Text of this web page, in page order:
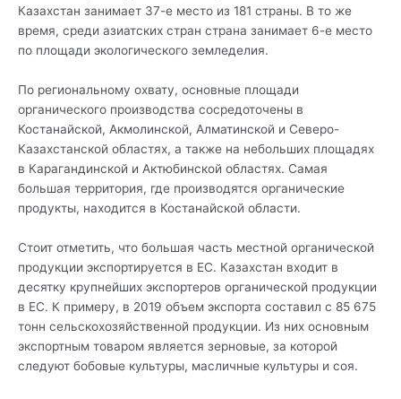
Казахстан занимает 37-е место из 181 страны. В то же
время, среди азиатских стран страна занимает 6-е место
по площади экологического земледелия.
По региональному охвату, основные площади
органического производства сосредоточены в
Костанайской, Акмолинской, Алматинской и Северо-
Казахстанской областях, а также на небольших площадях
в Карагандинской и Актюбинской областях. Самая
большая территория, где производятся органические
продукты, находится в Костанайской области.
Стоит отметить, что большая часть местной органической
продукции экспортируется в ЕС. Казахстан входит в
десятку крупнейших экспортеров органической продукции
в ЕС. К примеру, в 2019 объем экспорта составил с 85 675
тонн сельскохозяйственной продукции. Из них основным
экспортным товаром является зерновые, за которой
следуют бобовые культуры, масличные культуры и соя.